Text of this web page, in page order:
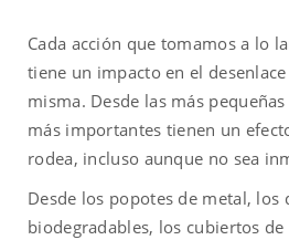
Cada acción que tomamos a lo
tiene un impacto en el
misma. Desde las más
más importantes tienen un
rodea, incluso aunque no sea
Desde los popotes de metal, los
biodegradables, los cubiertos